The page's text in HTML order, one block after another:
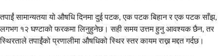
तपाईं सामान्यतया यो औषधि दिनमा दुई पटक, एक पटक बिहान र एक पटक साँझ,
लगभग १२ घण्टाको फरकमा लिनुहुनेछ। सही समय उत्तम हुनु आवश्यक छैन, तर
स्थिरताले तपाईंको प्रणालीमा औषधिको स्थिर स्तर कायम राख्न मद्दत गर्दछ।